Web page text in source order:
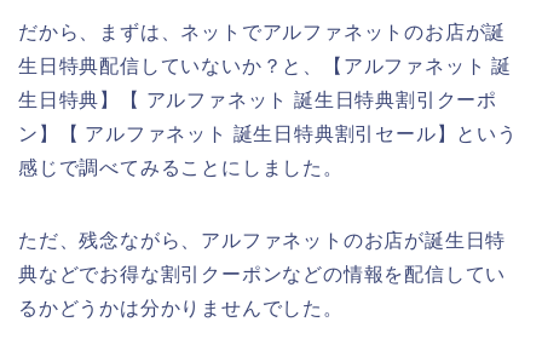
だから、まずは、ネットでアルファネットのお店が誕
生日特典配信していないか？と、【アルファネット 誕
生日特典】【 アルファネット 誕生日特典割引クーポ
ン】【 アルファネット 誕生日特典割引セール】という
感じで調べてみることにしました。
ただ、残念ながら、アルファネットのお店が誕生日特
典などでお得な割引クーポンなどの情報を配信してい
るかどうかは分かりませんでした。